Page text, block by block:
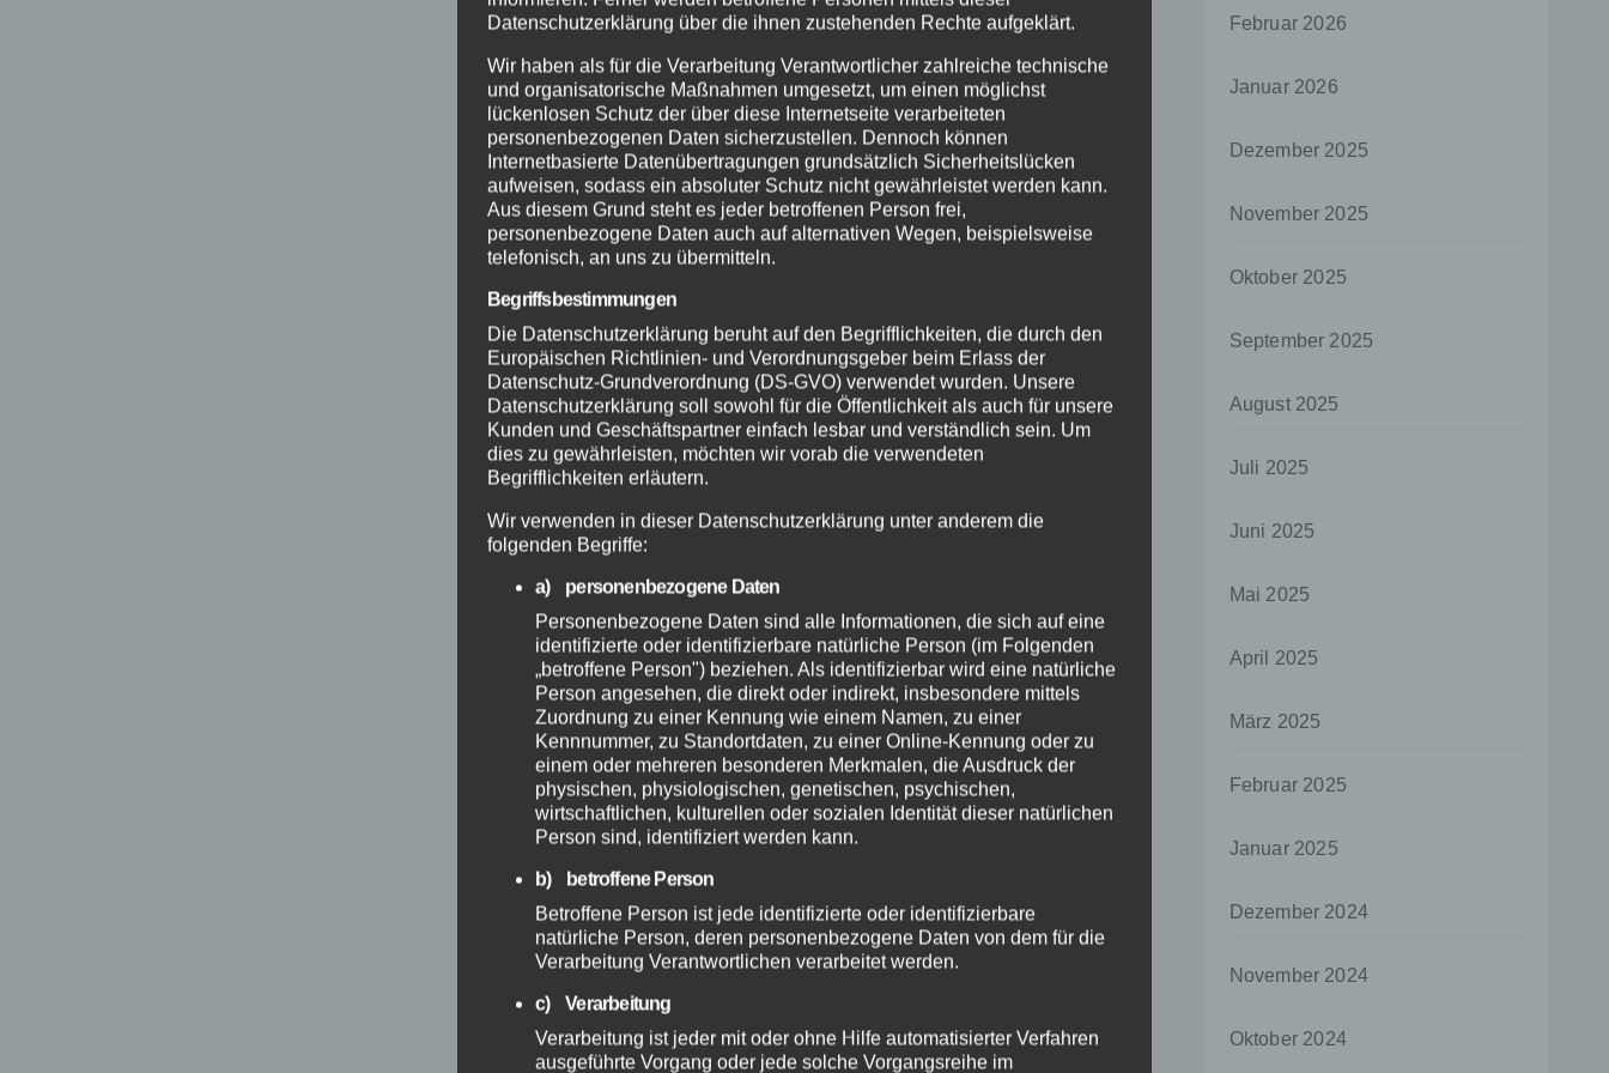
Februar 2026
Januar 2026
Dezember 2025
November 2025
Oktober 2025
September 2025
August 2025
Juli 2025
Juni 2025
Mai 2025
April 2025
März 2025
Februar 2025
Januar 2025
Dezember 2024
November 2024
Oktober 2024
Datenschutzerklärung über die ihnen zustehenden Rechte aufgeklärt.
Wir haben als für die Verarbeitung Verantwortlicher zahlreiche technische
und organisatorische Maßnahmen umgesetzt, um einen möglichst
lückenlosen Schutz der über diese Internetseite verarbeiteten
personenbezogenen Daten sicherzustellen. Dennoch können
Internetbasierte Datenübertragungen grundsätzlich Sicherheitslücken
aufweisen, sodass ein absoluter Schutz nicht gewährleistet werden kann.
Aus diesem Grund steht es jeder betroffenen Person frei,
personenbezogene Daten auch auf alternativen Wegen, beispielsweise
telefonisch, an uns zu übermitteln.
Begriffsbestimmungen
Die Datenschutzerklärung beruht auf den Begrifflichkeiten, die durch den
Europäischen Richtlinien- und Verordnungsgeber beim Erlass der
Datenschutz-Grundverordnung (DS-GVO) verwendet wurden. Unsere
Datenschutzerklärung soll sowohl für die Öffentlichkeit als auch für unsere
Kunden und Geschäftspartner einfach lesbar und verständlich sein. Um
dies zu gewährleisten, möchten wir vorab die verwendeten
Begrifflichkeiten erläutern.
Wir verwenden in dieser Datenschutzerklärung unter anderem die
folgenden Begriffe:
a) personenbezogene Daten
Personenbezogene Daten sind alle Informationen, die sich auf eine
identifizierte oder identifizierbare natürliche Person (im Folgenden
„betroffene Person") beziehen. Als identifizierbar wird eine natürliche
Person angesehen, die direkt oder indirekt, insbesondere mittels
Zuordnung zu einer Kennung wie einem Namen, zu einer
Kennnummer, zu Standortdaten, zu einer Online-Kennung oder zu
einem oder mehreren besonderen Merkmalen, die Ausdruck der
physischen, physiologischen, genetischen, psychischen,
wirtschaftlichen, kulturellen oder sozialen Identität dieser natürlichen
Person sind, identifiziert werden kann.
b) betroffene Person
Betroffene Person ist jede identifizierte oder identifizierbare
natürliche Person, deren personenbezogene Daten von dem für die
Verarbeitung Verantwortlichen verarbeitet werden.
c) Verarbeitung
Verarbeitung ist jeder mit oder ohne Hilfe automatisierter Verfahren
ausgeführte Vorgang oder jede solche Vorgangsreihe im